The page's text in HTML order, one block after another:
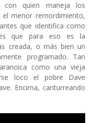
con quien maneja los
el menor remordimiento,
que identifica como
que para eso es la
creada, o más bien un
programado. Tan
como una vieja
loco el pobre Dave
Encima, canturreando